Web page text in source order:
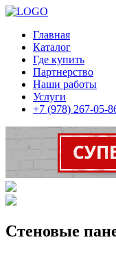
Главная
Каталог
Где купить
Партнерство
Наши работы
Услуги
+7 (978) 267-05-
Стеновые